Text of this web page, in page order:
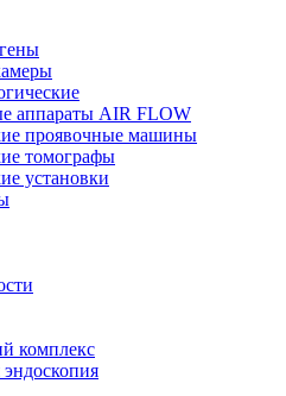
аппараты AIR FLOW
проявочные машины
томографы
установки
комплекс